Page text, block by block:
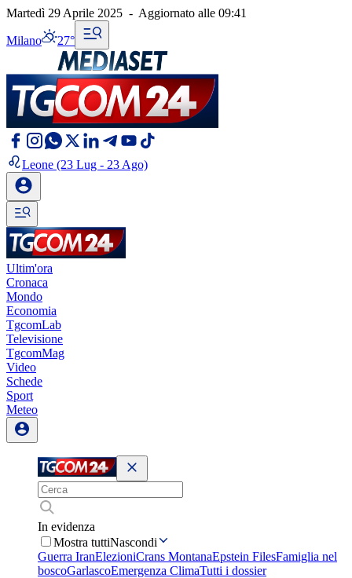
Martedì 29 Aprile 2025 - Aggiornato alle 09:41
Milano 27°
Leone (23 Lug - 23 Ago)
Ultim'ora
Cronaca
Mondo
Economia
TgcomLab
Televisione
TgcomMag
Video
Schede
Sport
Meteo
In evidenza
Mostra tuttiNascondi
Guerra IranElezioniCrans MontanaEpstein FilesFamiglia nel
boscoGarlascoEmergenza ClimaTutti i dossier